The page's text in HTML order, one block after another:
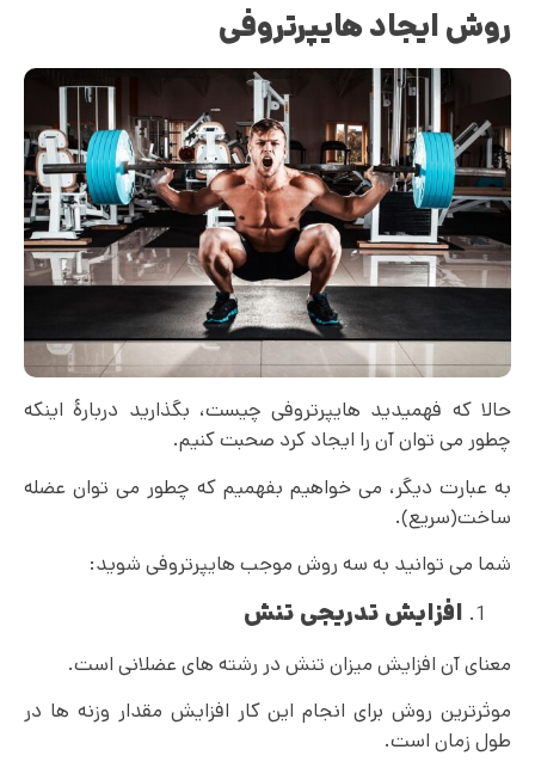
روش ایجاد هایپرتروفی
حالا که فهمیدید هایپرتروفی چیست، بگذارید دربارۀ اینکه
چطور می توان آن را ایجاد کرد صحبت کنیم.
به عبارت دیگر، می خواهیم بفهمیم که چطور می توان عضله
ساخت(سریع).
شما می توانید به سه روش موجب هایپرتروفی شوید:
افزایش تدریجی تنش
معنای آن افزایش میزان تنش در رشته های عضلانی است.
موثرترین روش برای انجام این کار افزایش مقدار وزنه ها در
طول زمان است.